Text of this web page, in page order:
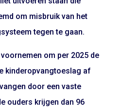
om misbruik van het
tegen te gaan.
om per 2025 de
kinderopvangtoeslag af
door een vaste
ouders krijgen dan 96